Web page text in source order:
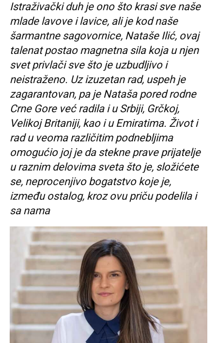
Istraživački duh je ono što krasi sve naše
mlade lavove i lavice, ali je kod naše
šarmantne sagovornice, Nataše Ilić, ovaj
talenat postao magnetna sila koja u njen
svet privlači sve što je uzbudljivo i
neistraženo. Uz izuzetan rad, uspeh je
zagarantovan, pa je Nataša pored rodne
Crne Gore već radila i u Srbiji, Grčkoj,
Velikoj Britaniji, kao i u Emiratima. Život i
rad u veoma različitim podnebljima
omogućio joj je da stekne prave prijatelje
u raznim delovima sveta što je, složićete
se, neprocenjivo bogatstvo koje je,
između ostalog, kroz ovu priču podelila i
sa nama